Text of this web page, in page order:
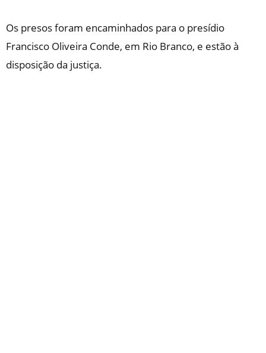
Os presos foram encaminhados para o presídio
Francisco Oliveira Conde, em Rio Branco, e estão à
disposição da justiça.